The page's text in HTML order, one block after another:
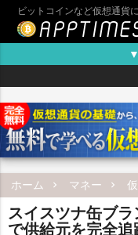
ビットコインなど仮想通貨
ホーム マネー
スイスツナ缶ブ
で供給元を完全追